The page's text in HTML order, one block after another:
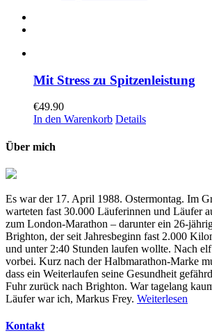
Mit Stress zu Spitzenleistung
€49.90
In den Warenkorb Details
Über mich
Es war der 17. April 1988. Ostermontag. Im
warteten fast 30.000 Läuferinnen und Läufer
zum London-Marathon – darunter ein 26-
Brighton, der seit Jahresbeginn fast 2.000
und unter 2:40 Stunden laufen wollte. Nach
vorbei. Kurz nach der Halbmarathon-Marke
dass ein Weiterlaufen seine Gesundheit
Fuhr zurück nach Brighton. War tagelang
Läufer war ich, Markus Frey. Weiterlesen
Kontakt